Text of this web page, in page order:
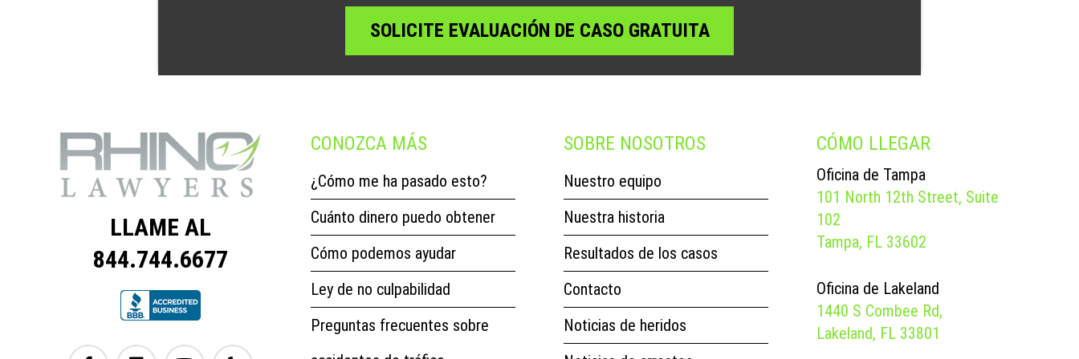
LLAME AL
844.744.6677
CONOZCA MÁS
¿Cómo me ha pasado esto?
Cuánto dinero puedo obtener
Cómo podemos ayudar
Ley de no culpabilidad
Preguntas frecuentes sobre
SOBRE NOSOTROS
Nuestro equipo
Nuestra historia
Resultados de los casos
Contacto
Noticias de heridos
CÓMO LLEGAR
Oficina de Tampa
101 North 12th Street, Suite
102
Tampa, FL 33602
Oficina de Lakeland
1440 S Combee Rd,
Lakeland, FL 33801